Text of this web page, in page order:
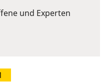
und Experten